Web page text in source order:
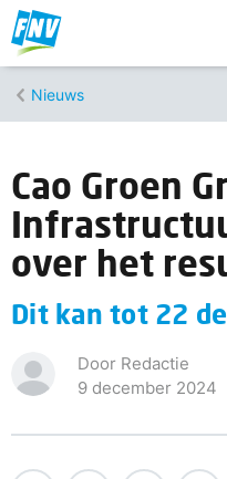
Nieuws
Cao Groen
over het
Dit kan tot 22
Door Redactie
9 december 2024